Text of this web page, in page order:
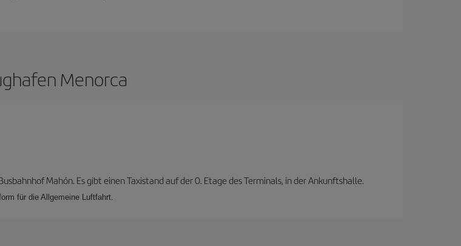
Menorca
Mahón. Es gibt einen Taxistand auf der 0. Etage des Terminals, in der Ankunftshalle.
für die Allgemeine Luftfahrt.